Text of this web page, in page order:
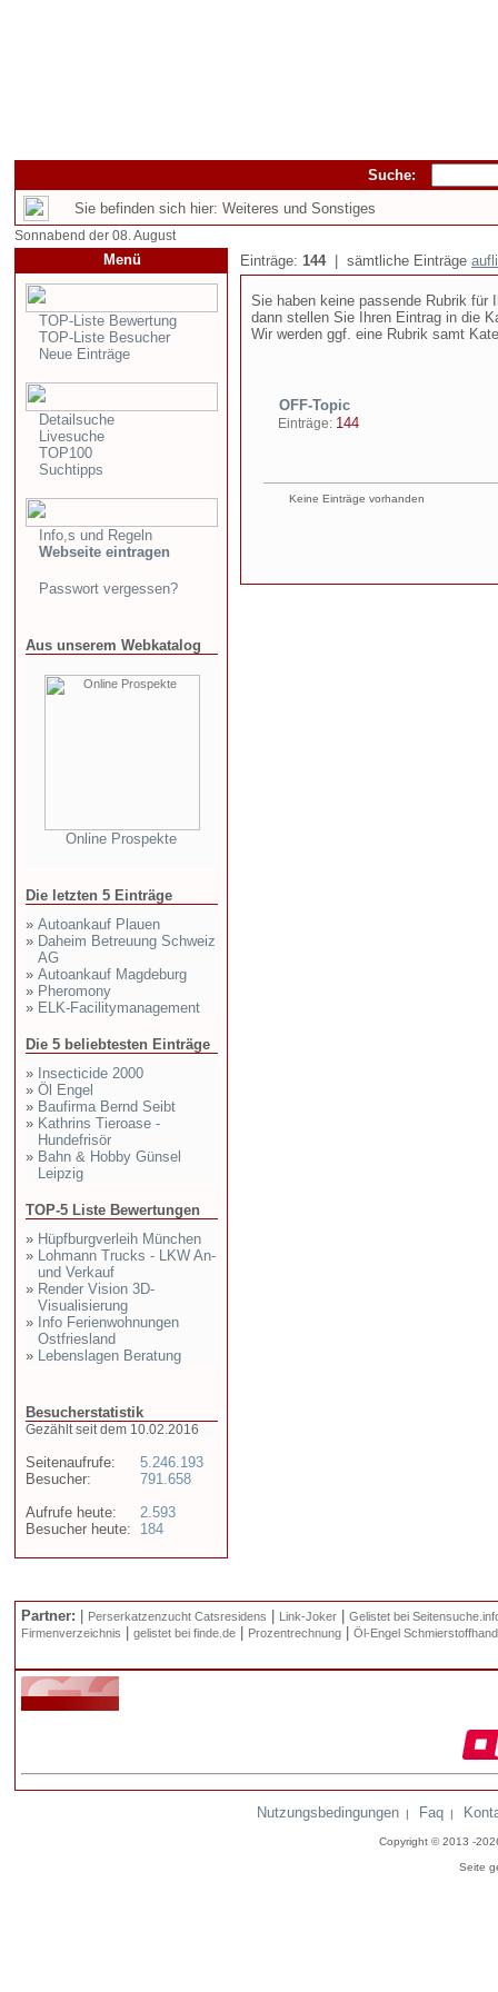
Suche:
Sie befinden sich hier: Weiteres und Sonstiges
Sonnabend der 08. August
Menü
TOP-Liste Bewertung
TOP-Liste Besucher
Neue Einträge
Detailsuche
Livesuche
TOP100
Suchtipps
Info,s und Regeln
Webseite eintragen
Passwort vergessen?
Aus unserem Webkatalog
Online Prospekte
Die letzten 5 Einträge
» Autoankauf Plauen
» Daheim Betreuung Schweiz
AG
» Autoankauf Magdeburg
» Pheromony
» ELK-Facilitymanagement
Die 5 beliebtesten Einträge
» Insecticide 2000
» Öl Engel
» Baufirma Bernd Seibt
» Kathrins Tieroase -
Hundefrisör
» Bahn & Hobby Günsel
Leipzig
TOP-5 Liste Bewertungen
» Hüpfburgverleih München
» Lohmann Trucks - LKW An-
und Verkauf
» Render Vision 3D-
Visualisierung
» Info Ferienwohnungen
Ostfriesland
» Lebenslagen Beratung
Besucherstatistik
Gezählt seit dem 10.02.2016
Seitenaufrufe:
Besucher:
Aufrufe heute:
Besucher heute:
5.246.193
791.658
2.593
184
Einträge: 144| sämtliche Einträge
Sie haben keine passende Rubrik für
dann stellen Sie Ihren Eintrag in die
Wir werden ggf. eine Rubrik samt
OFF-Topic
Einträge: 144
Keine Einträge vorhanden
Partner: Perserkatzenzucht Catsresidens Link-Joker
Gelistet bei
Firmenverzeichnis
gelistet bei finde.de Prozentrechnung Öl-Engel
Nutzungsbedingungen | Faq |
Copyright © 2013 -
Seite